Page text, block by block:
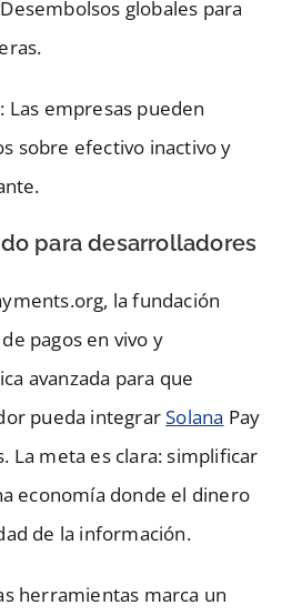
globales para
empresas pueden
sobre efectivo inactivo y
para desarrolladores
la fundación
pagos en vivo y
avanzada para que
pueda integrarSolana Pay
La meta es clara: simplificar
economía donde el dinero
de la información.
herramientas marca un